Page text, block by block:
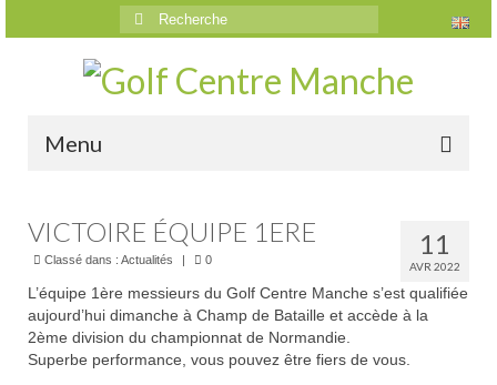
Rechercher
:
Menu
Le golf
Présentation
Parcours
11
AVR 2022
VICTOIRE ÉQUIPE 1ERE
Classé dans : Actualités | 0
L’équipe 1ère messieurs du Golf Centre Manche s’est qualifiée
aujourd’hui dimanche à Champ de Bataille et accède à la
2ème division du championnat de Normandie.
Superbe performance, vous pouvez être fiers de vous.